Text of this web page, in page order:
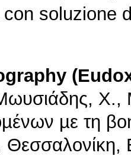
soluzione
Χ.,
µε τη